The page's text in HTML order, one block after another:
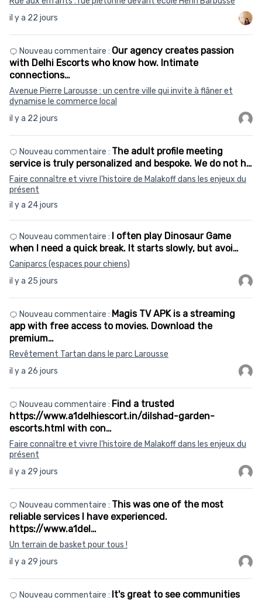
il y a 22 jours
il y a 22 jours
Nouveau commentaire : Our agency creates passion
with Delhi Escorts who know how. Intimate
connections…
Avenue Pierre Larousse : un centre ville qui invite à flâner et
dynamise le commerce local
il y a 24 jours
Nouveau commentaire : The adult profile meeting
service is truly personalized and bespoke. We do not h…
Faire connaître et vivre l'histoire de Malakoff dans les enjeux du
présent
il y a 25 jours
Nouveau commentaire : I often play Dinosaur Game
when I need a quick break. It starts slowly, but avoi…
Caniparcs (espaces pour chiens)
il y a 26 jours
Nouveau commentaire : Magis TV APK is a streaming
app with free access to movies. Download the
premium…
Revêtement Tartan dans le parc Larousse
il y a 29 jours
Nouveau commentaire : Find a trusted
https://www.a1delhiescort.in/dilshad-garden-
escorts.html with con…
Faire connaître et vivre l'histoire de Malakoff dans les enjeux du
présent
il y a 29 jours
Nouveau commentaire : This was one of the most
reliable services I have experienced.
https://www.a1del…
Un terrain de basket pour tous !
Nouveau commentaire : It's great to see communities